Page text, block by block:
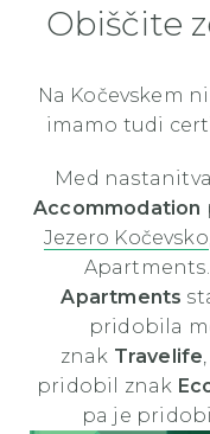
Obiščite
Na Kočevskem
imamo tudi
Med
Accommodation
Jezero Kočevsko
Apartments.
Apartments
pridobila
znak Travelife,
pridobil znak
pa je pridobil